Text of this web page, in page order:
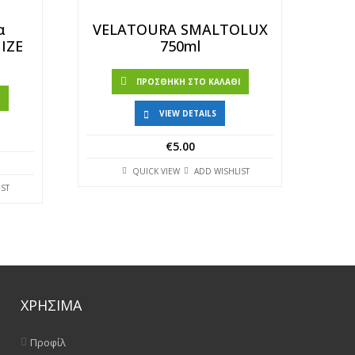
VELATOURA SMALTOLUX
750ml
ΠΡΟΣΘΉΚΗ ΣΤΟ ΚΑΛΆΘΙ
VIEW DETAILS
€5.00
QUICK VIEW ADD WISHLIST
ΧΡΗΣΙΜΑ
Προφίλ